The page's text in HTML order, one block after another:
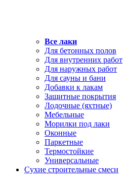
Все лаки
Для бетонных полов
Для внутренних работ
Для наружных работ
Для сауны и бани
Добавки к лакам
Защитные покрытия
Лодочные (яхтные)
Мебельные
Морилки под лаки
Оконные
Паркетные
Термостойкие
Универсальные
Сухие строительные смеси